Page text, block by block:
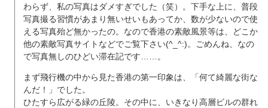
わらず、私の写真はダメすぎでした（笑）。下手な上に、普段
写真撮る習慣があまり無いせいもあってか、数が少ないので使
える写真殆ど無かったの。なので香港の素敵風景等は、どこか
他の素敵写真サイトなどでご覧下さい(^_^:)。ごめんね、なの
で写真無しのひどい滞在記です……。
まず飛行機の中から見た香港の第一印象は、「何て綺麗な街な
んだ！」でした。
ひたすら広がる緑の丘陵。その中に、いきなり高層ビルの群れ